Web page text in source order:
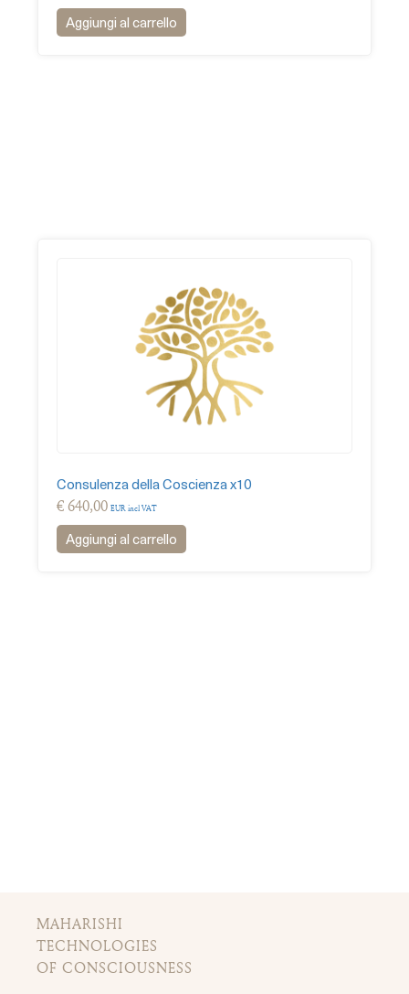
Aggiungi al carrello
Consulenza della Coscienza x10
€640,00 EUR incl VAT
Aggiungi al carrello
MAHARISHI
TECHNOLOGIES
OF CONSCIOUSNESS